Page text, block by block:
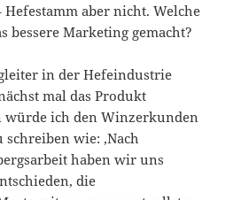
aber nicht. Welche
bessere Marketing gemacht?
in der Hefeindustrie
mal das Produkt
würde ich den Winzerkunden
wie: ‚Nach
haben wir uns
die